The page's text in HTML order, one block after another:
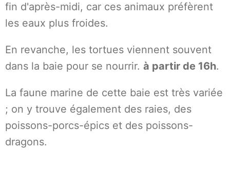
fin d'après-midi, car ces animaux préfèrent
les eaux plus froides.
En revanche, les tortues viennent souvent
dans la baie pour se nourrir. à partir de 16h.
La faune marine de cette baie est très variée
; on y trouve également des raies, des
poissons-porcs-épics et des poissons-
dragons.